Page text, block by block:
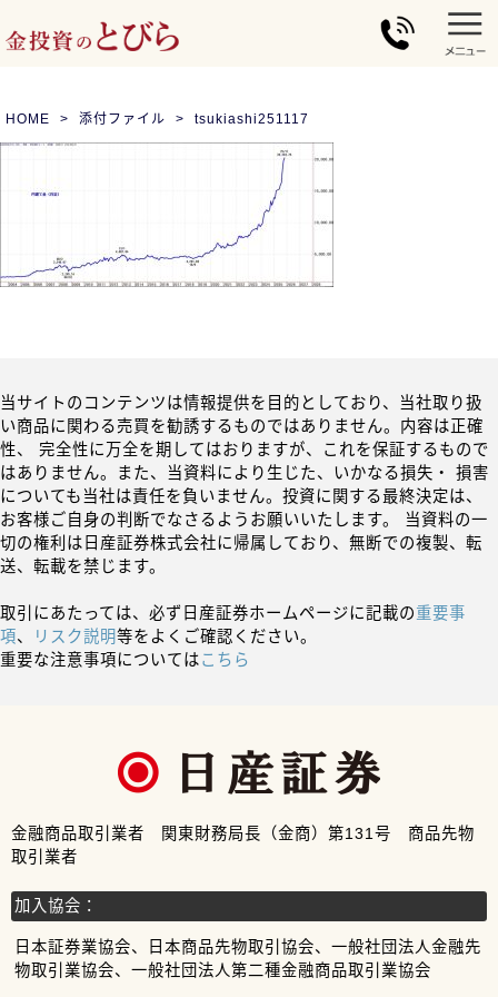
HOME 添付ファイル tsukiashi251117
当サイトのコンテンツは情報提供を目的としており、当社取り扱
い商品に関わる売買を勧誘するものではありません。内容は正確
性、 完全性に万全を期してはおりますが、これを保証するもので
はありません。また、当資料により生じた、いかなる損失・ 損害
についても当社は責任を負いません。投資に関する最終決定は、
お客様ご自身の判断でなさるようお願いいたします。 当資料の一
切の権利は日産証券株式会社に帰属しており、無断での複製、転
送、転載を禁じます。
取引にあたっては、必ず日産証券ホームページに記載の重要事
項、 リスク説明等をよくご確認ください。
重要な注意事項についてはこちら
金融商品取引業者 関東財務局長（金商）第131号 商品先物
取引業者
加入協会：
日本証券業協会、日本商品先物取引協会、一般社団法人金融先
物取引業協会、一般社団法人第二種金融商品取引業協会